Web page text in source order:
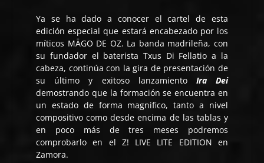
Ya se ha dado a conocer el cartel de esta
edición especial que estará encabezado por los
míticos MÄGO DE OZ. La banda madrileña, con
su fundador el baterista Txus Di Fellatio a la
cabeza, continúa con la gira de presentación de
su último y exitoso lanzamiento Ira Dei
demostrando que la formación se encuentra en
un estado de forma magnifico, tanto a nivel
compositivo como desde encima de las tablas y
en poco más de tres meses podremos
comprobarlo en el Z! LIVE LITE EDITION en
Zamora.